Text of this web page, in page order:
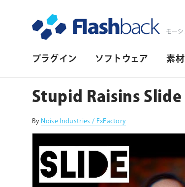
モー
プ
イ
マ
リ・
ナ
ビ
ゲ
プラグイン ソフトウェア 素
Stupid Raisins
By Noise Industries / FxFactory